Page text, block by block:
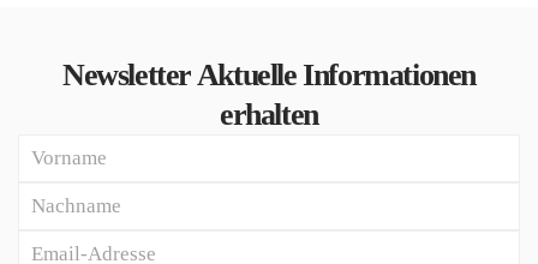
NewsletterAktuelle Informationen
erhalten